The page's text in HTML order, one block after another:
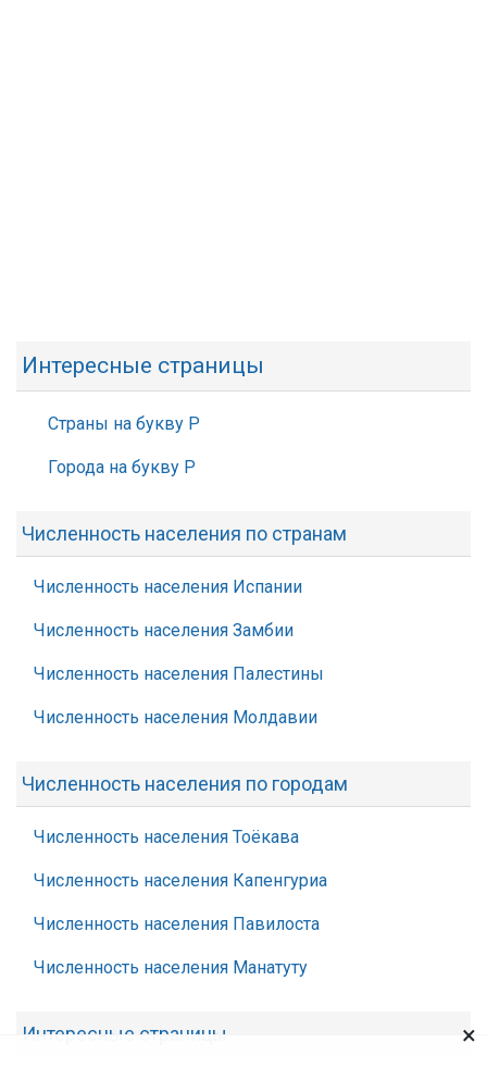
Интересные страницы
Страны на букву Р
Города на букву Р
Численность населения по странам
Численность населения Испании
Численность населения Замбии
Численность населения Палестины
Численность населения Молдавии
Численность населения по городам
Численность населения Тоёкава
Численность населения Капенгуриа
Численность населения Павилоста
Численность населения Манатуту
Интересные страницы ×